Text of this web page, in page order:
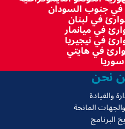
في جنوب السودان
في لبنان
في ميانمار
في نيجيريا
في هايتي
سوريا
نحن
والقيادة
المانحة
البرنامج